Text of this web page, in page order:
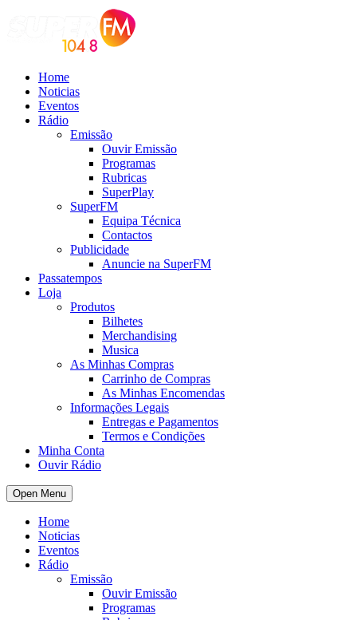
Home
Noticias
Eventos
Rádio
Emissão
Ouvir Emissão
Programas
Rubricas
SuperPlay
SuperFM
Equipa Técnica
Contactos
Publicidade
Anuncie na SuperFM
Passatempos
Loja
Produtos
Bilhetes
Merchandising
Musica
As Minhas Compras
Carrinho de Compras
As Minhas Encomendas
Informações Legais
Entregas e Pagamentos
Termos e Condições
Minha Conta
Ouvir Rádio
Open Menu
Home
Noticias
Eventos
Rádio
Emissão
Ouvir Emissão
Programas